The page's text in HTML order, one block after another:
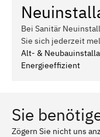
Bei Sanitär
Sie sich jederzeit
Alt- &
Energieeffizient
Sie
Zögern Sie nicht uns